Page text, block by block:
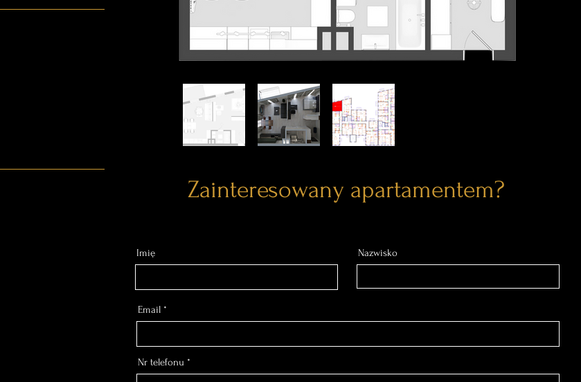
Zainteresowany apartamentem?
Imię Nazwisko
Email
Nr telefonu